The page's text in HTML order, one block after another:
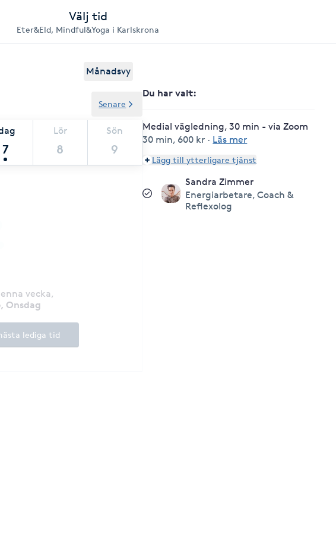
Välj tid
Eter&Eld, Mindful&Yoga i Karlskrona
Månadsvy
7
Lör
8
Sön
9
Senare
vecka,
Onsdag
lediga tid
Du har valt:
Medial vägledning, 30 min - via Zoom
30 min, 600 kr · Läs mer
Lägg till ytterligare tjänst
Sandra Zimmer
Energiarbetare, Coach &
Reflexolog